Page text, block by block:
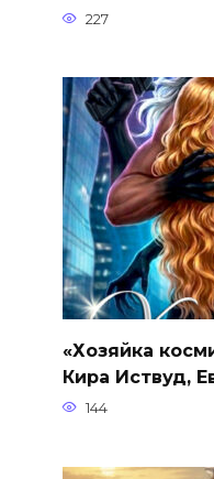
227
«Хозяйка
Кира Иствуд,
144